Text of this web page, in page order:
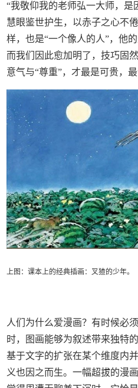
“我敬仰我的老师弘一大师，是
慧眼鉴世护生，以赤子之心不
样，也是“一个像人的人”，他
而我们因此愈加明了，技巧固
意气与“尊重”，才最是可贵，最
上图：课本上的经典插画：叉猹的少年。
人们为什么爱漫画？有时候必
时，图画能够为叙述带来独特
基于文字的扩张在某个维度内
义也因之而生。一幅超拔的漫